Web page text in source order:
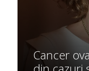
Cancer